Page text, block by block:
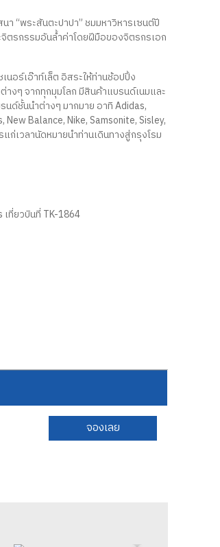
“พระสันตะปาปา” ชมมหาวิหารเซนต์ปี
ตรกรรมอันล้ำค่าโดยฝีมือของจิตรกรเอก
นอร์เอ๊าท์เล็ต อิสระให้ท่านช้อปปิ้ง
งๆ จากทุกมุมโลก มีสินค้าแบรนด์เนมและ
ด์ชั้นนำต่างๆ มากมาย อาทิ Adidas,
New Balance, Nike, Samsonite, Sisley,
ก่เวลานัดหมายนำท่านเดินทางสู่กรุงโรม
ที่ยวบินที่ TK-1864
จองเลย